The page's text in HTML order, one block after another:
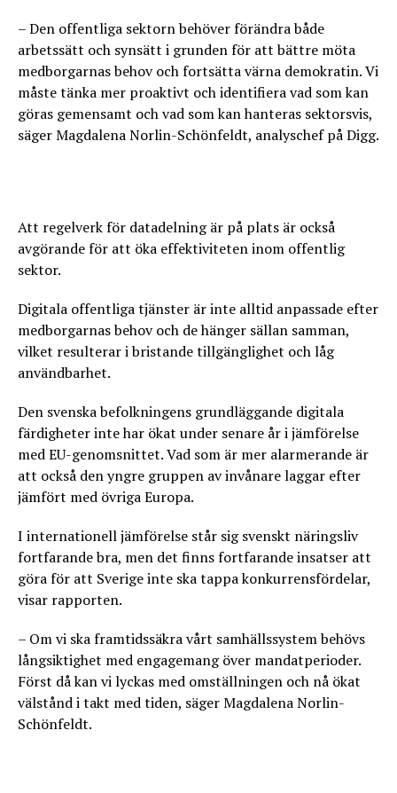
– Den offentliga sektorn behöver förändra både
arbetssätt och synsätt i grunden för att bättre möta
medborgarnas behov och fortsätta värna demokratin. Vi
måste tänka mer proaktivt och identifiera vad som kan
göras gemensamt och vad som kan hanteras sektorsvis,
säger Magdalena Norlin-Schönfeldt, analyschef på Digg.
Att regelverk för datadelning är på plats är också
avgörande för att öka effektiviteten inom offentlig
sektor.
Digitala offentliga tjänster är inte alltid anpassade efter
medborgarnas behov och de hänger sällan samman,
vilket resulterar i bristande tillgänglighet och låg
användbarhet.
Den svenska befolkningens grundläggande digitala
färdigheter inte har ökat under senare år i jämförelse
med EU-genomsnittet. Vad som är mer alarmerande är
att också den yngre gruppen av invånare laggar efter
jämfört med övriga Europa.
I internationell jämförelse står sig svenskt näringsliv
fortfarande bra, men det finns fortfarande insatser att
göra för att Sverige inte ska tappa konkurrensfördelar,
visar rapporten.
– Om vi ska framtidssäkra vårt samhällssystem behövs
långsiktighet med engagemang över mandatperioder.
Först då kan vi lyckas med omställningen och nå ökat
välstånd i takt med tiden, säger Magdalena Norlin-
Schönfeldt.